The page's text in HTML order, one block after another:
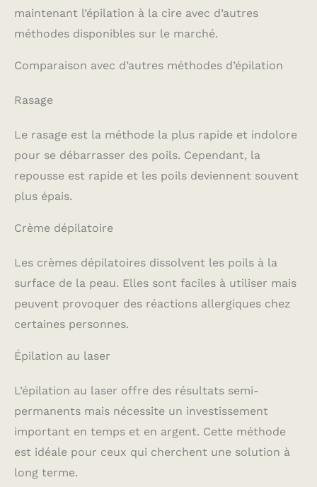
maintenant l’épilation à la cire avec d’autres
méthodes disponibles sur le marché.
Comparaison avec d’autres méthodes d’épilation
Rasage
Le rasage est la méthode la plus rapide et indolore
pour se débarrasser des poils. Cependant, la
repousse est rapide et les poils deviennent souvent
plus épais.
Crème dépilatoire
Les crèmes dépilatoires dissolvent les poils à la
surface de la peau. Elles sont faciles à utiliser mais
peuvent provoquer des réactions allergiques chez
certaines personnes.
Épilation au laser
L’épilation au laser offre des résultats semi-
permanents mais nécessite un investissement
important en temps et en argent. Cette méthode
est idéale pour ceux qui cherchent une solution à
long terme.